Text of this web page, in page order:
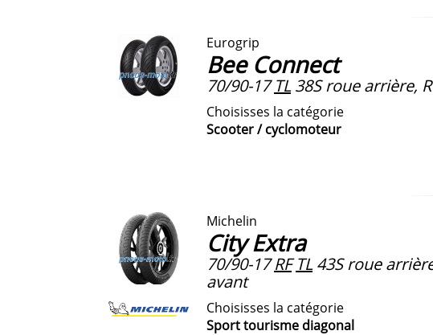
Eurogrip
Bee Connect
70/90-17 TL38S roue arrière,
Choisisses la catégorie
Scooter / cyclomoteur
Michelin
City Extra
70/90-17 RF TL43S roue
avant
Choisisses la catégorie
Sport tourisme diagonal